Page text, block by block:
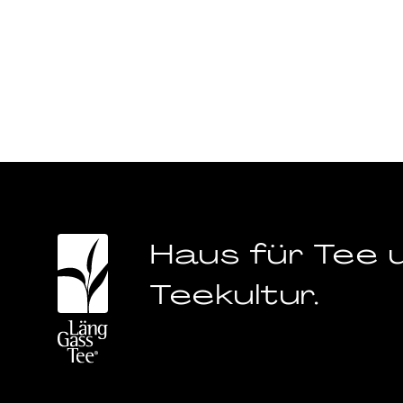
Haus für Tee
Teekultur.